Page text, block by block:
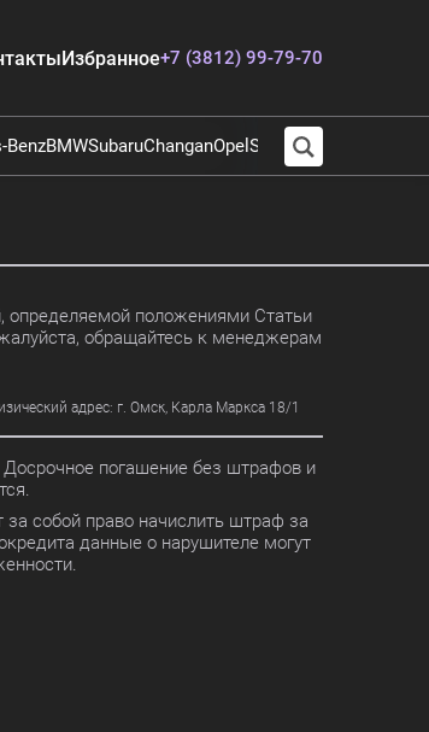
Избранное+7 (3812) 99-79-70
BenzBMWSubaruChanganOpel SuzukiAudi
определяемой положениями Статьи
обращайтесь к менеджерам
адрес: г. Омск, Карла Маркса 18/1
Досрочное погашение без штрафов и
собой право начислить штраф за
данные о нарушителе могут